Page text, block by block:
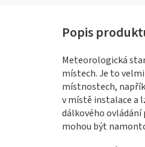
Meteorologická
místech. Je to
místnostech,
v místě instalace a
dálkového ovládání
mohou být